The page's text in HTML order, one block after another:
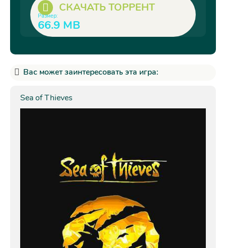
СКАЧАТЬ ТОРРЕНТ
Размер:
66.9 MB
Вас может заинтересовать эта игра:
Sea of Thieves